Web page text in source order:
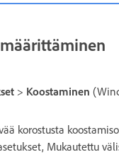
> Koostaminen
korostusta
Mukautettu